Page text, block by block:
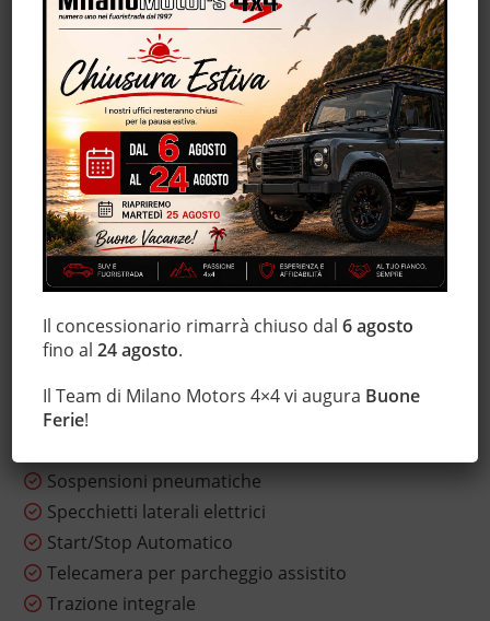
Hill holder
Immobilizzatore elettronico
Interni in pelle
Isofix
Luci diurne
Marmitta catalitica
Monitoraggio pressione pneumatici
MP3
Portellone posteriore elettrico
Regolazione elettrica sedili
Sensore di luce
Sensore di pioggia
Sensori di parcheggio posteriori
Servosterzo
Sospensioni pneumatiche
Specchietti laterali elettrici
Start/Stop Automatico
Telecamera per parcheggio assistito
Trazione integrale
Il concessionario rimarrà chiuso dal6 agosto
fino al24 agosto.
Il Team di Milano Motors 4×4 vi augura Buone
Ferie!